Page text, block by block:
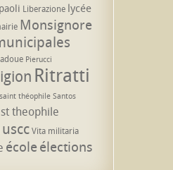
Liberazione lycée
Monsignore
Pierucci
Ritratti
saint théophile Santos
st theophile
usccVita militaria
écoleélections